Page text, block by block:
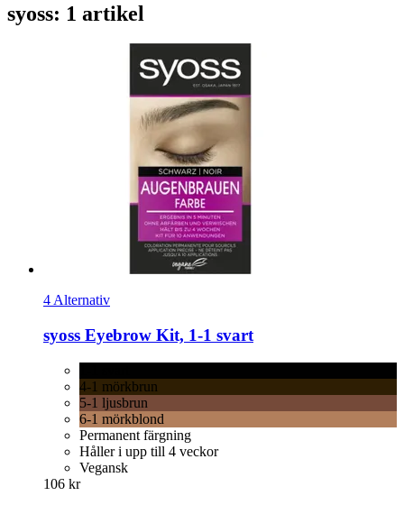
syoss: 1 artikel
4 Alternativ
syoss Eyebrow Kit, 1-​1 svart
4-1 mörkbrun
5-1 ljusbrun
6-1 mörkblond
Permanent färgning
Håller i upp till 4 veckor
Vegansk
106 kr